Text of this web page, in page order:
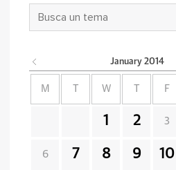
January 2014
M T W T F
1 2 3
6 7 8 9 10